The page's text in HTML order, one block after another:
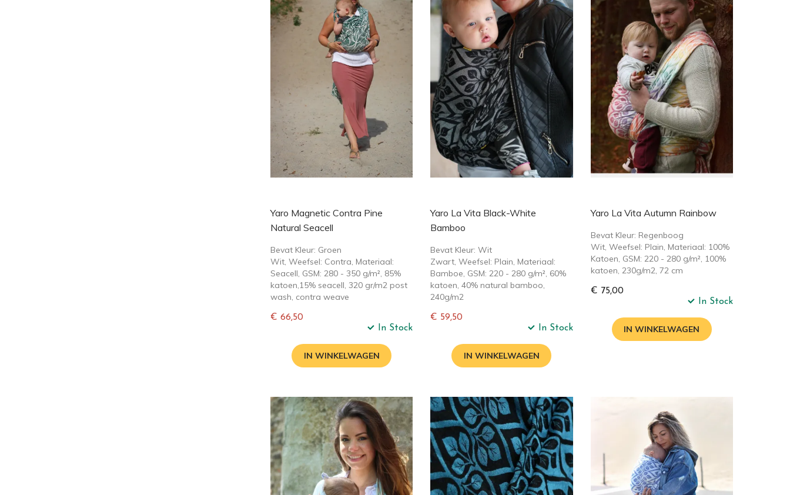
Yaro Magnetic Contra Pine
Natural Seacell
Bevat Kleur: Groen
Wit, Weefsel: Contra, Materiaal:
Seacell, GSM: 280 - 350 g/m², 85%
katoen,15% seacell, 320 gr/m2 post
wash, contra weave
€ 66,50
In Stock
IN WINKELWAGEN
Yaro La Vita Black-White
Bamboo
Bevat Kleur: Wit
Zwart, Weefsel: Plain, Materiaal:
Bamboe, GSM: 220 - 280 g/m², 60%
katoen, 40% natural bamboo,
240g/m2
€ 59,50
In Stock
IN WINKELWAGEN
Yaro La Vita Autumn Rainbow
Bevat Kleur: Regenboog
Wit, Weefsel: Plain, Materiaal: 100%
Katoen, GSM: 220 - 280 g/m², 100%
katoen, 230g/m2, 72 cm
€ 75,00
In Stock
IN WINKELWAGEN